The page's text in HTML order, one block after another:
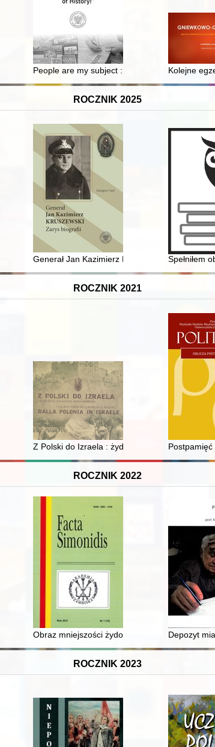
kształcenia ogrodniczego w Prószkowie z
of Austria : correspondence from the years 1587 to
People are my subject : Julien Bryan'sKolejne
ROCZNIK 2025
zbiorowa
Jerzego Popiełuszki
Generał Jan Kazimierz Kruszewski : zarys
Spełniłem
ROCZNIK 2021
XVI-XVII wieku
Zachodniej w opinii rosyjskiej administracji i
Z Polski do Izraela : żydowscy żołnierze Armii
ROCZNIK 2022
jego części przez Polskę
publicznej w pierwszych latach powojennych na
Obraz mniejszości żydowskiej na łamach
Depozyt
ROCZNIK 2023